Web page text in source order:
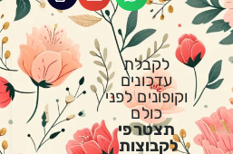
לקבלת
עדכונים
וקופונים לפני
כולם
תצטרפי
לקבוצות